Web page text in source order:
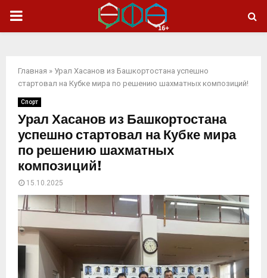
ОСНОВНОЕ
Главная » Урал Хасанов из Башкортостана успешно
стартовал на Кубке мира по решению шахматных композиций!
Спорт
Урал Хасанов из Башкортостана
успешно стартовал на Кубке мира
по решению шахматных
композиций!
15.10.2025